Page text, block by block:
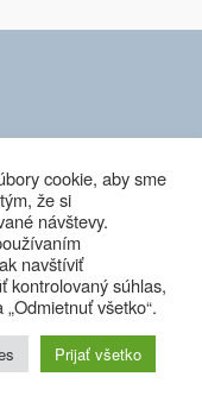
cookie, aby sme
že si
návštevy.
navštíviť
kontrolovaný súhlas,
všetko“.
Prijať všetko